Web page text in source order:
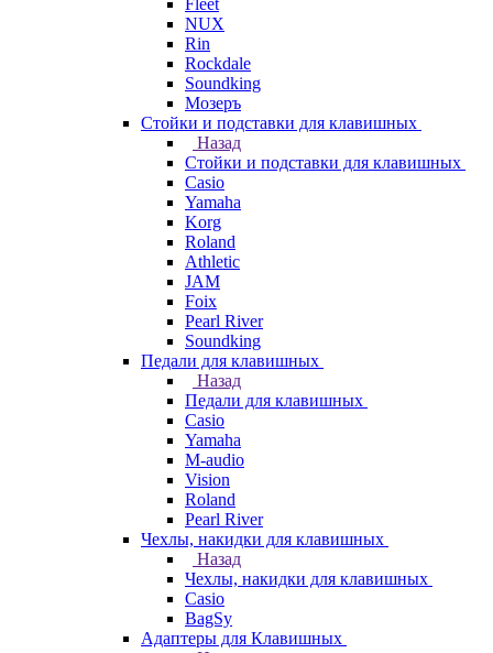
Fleet
NUX
Rin
Rockdale
Soundking
Мозеръ
Стойки и подставки для клавишных
Назад
Стойки и подставки для клавишных
Casio
Yamaha
Korg
Roland
Athletic
JAM
Foix
Pearl River
Soundking
Педали для клавишных
Назад
Педали для клавишных
Casio
Yamaha
M-audio
Vision
Roland
Pearl River
Чехлы, накидки для клавишных
Назад
Чехлы, накидки для клавишных
Casio
BagSy
Адаптеры для Клавишных